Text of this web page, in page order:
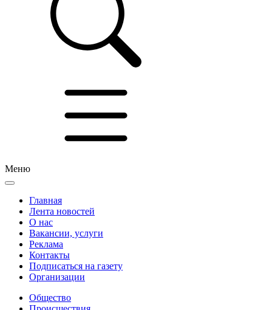
Меню
Главная
Лента новостей
О нас
Вакансии, услуги
Реклама
Контакты
Подписаться на газету
Организации
Общество